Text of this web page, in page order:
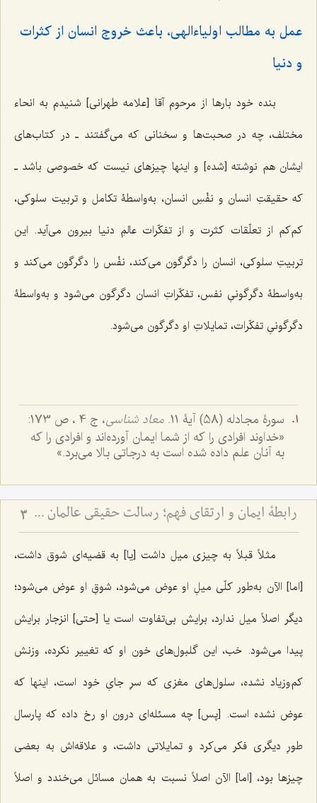
عمل به مطالب اولیاءالهی، باعث خروج انسان از کثرات
و دنیا
بنده خود بارها از مرحوم آقا [علامه طهرانی] شنیدم به ‌انحاء
مختلف، چه در صحبت‌ها و سخنانی که می‌گفتند ـ در کتاب‌های
ایشان هم نوشته [شده] و اینها چیزهای نیست که خصوصی باشد ـ
که حقیقتِ انسان و نفْسِ انسان، به‌واسطۀ تکامل و تربیت سلوکی،
کم‌کم از تعلّقات کثرت و از تفکّرات عالمِ دنیا بیرون می‌آید. این
تربیتِ سلوکی، انسان را دگرگون می‌کند، نفْس را دگرگون می‌کند و
به‌واسطۀ دگرگونیِ نفس، تفکّراتِ انسان دگرگون می‌شود و به‌واسطۀ
دگرگونیِ تفکّرات، تمایلاتِ او دگرگون می‌شود.
سورۀ مجادله (58) آیۀ 11. معاد شناسی، ج 4 ، ص 173:
«خداوند افرادى را كه از شما ايمان آورده‌اند و افرادى را كه
به آنان علم داده شده است به درجاتى بالا مى‌برد.»
رابطۀ ایمان و ارتقای فهم؛ رسالت حقیقی عالمان دینی - نقد مرجعیت عوام‌گرا و تفسیر آیۀ ﴿يرفع الله الذين آمنوا منكم والذين اوتوا العلم درجت﴾ 3
مثلاً قبلاً به چیزی میل داشت [یا] به قضیه‌ای شوق داشت،
[اما] الآن به‌طور کلّی میلِ او عوض می‌شود، شوقِ او عوض می‌شود؛
دیگر اصلاً میل ندارد، برایش بی‌تفاوت است یا [حتی] انزجار برایش
پیدا می‌شود. خب، این گلبول‌های خون او که تغییر نکرده، وزنش
کم‌وزیاد نشده، سلول‌های مغزی که سرِ جایِ خود است، اینها که
عوض نشده است. [پس] چه مسئله‌ای درون او رخ داده ‌که پارسال
‌طورِ دیگری فکر می‌کرد و تمایلاتی داشت، و علاقه‌اش به بعضی
چیزها بود، [اما] الآن اصلاً نسبت به همان مسائل می‌خندد و اصلاً